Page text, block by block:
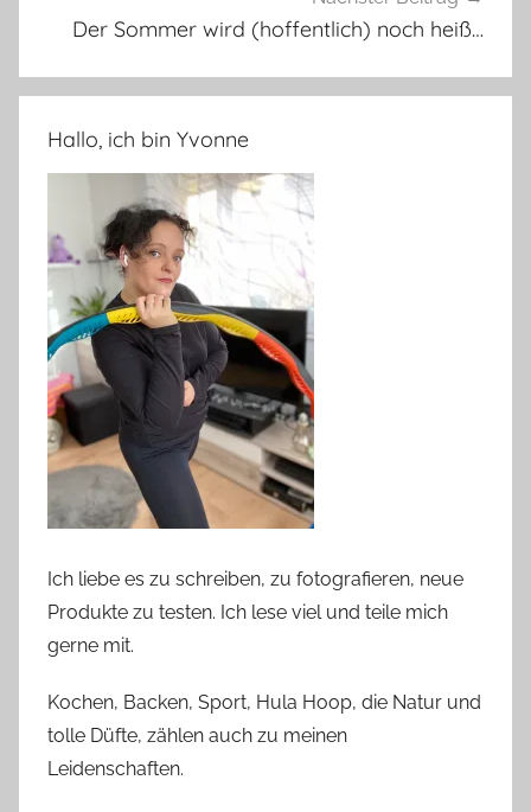
Der Sommer wird (hoffentlich) noch heiß…
Hallo, ich bin Yvonne
Ich liebe es zu schreiben, zu fotografieren, neue
Produkte zu testen. Ich lese viel und teile mich
gerne mit.
Kochen, Backen, Sport, Hula Hoop, die Natur und
tolle Düfte, zählen auch zu meinen
Leidenschaften.